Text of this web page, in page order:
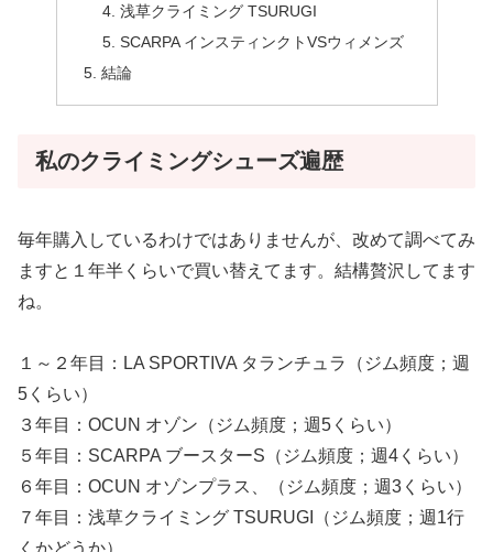
浅草クライミング TSURUGI
SCARPA インスティンクトVSウィメンズ
結論
私のクライミングシューズ遍歴
毎年購入しているわけではありませんが、改めて調べてみ
ますと１年半くらいで買い替えてます。結構贅沢してます
ね。
１～２年目：LA SPORTIVA タランチュラ（ジム頻度；週
5くらい）
３年目：OCUN オゾン（ジム頻度；週5くらい）
５年目：SCARPA ブースターS（ジム頻度；週4くらい）
６年目：OCUN オゾンプラス、（ジム頻度；週3くらい）
７年目：浅草クライミング TSURUGI（ジム頻度；週1行